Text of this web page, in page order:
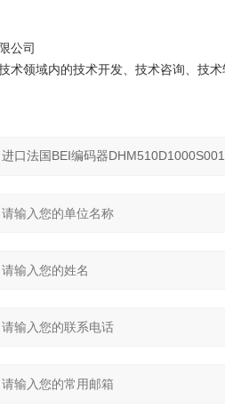
公司
术领域内的技术开发、技术咨询、技